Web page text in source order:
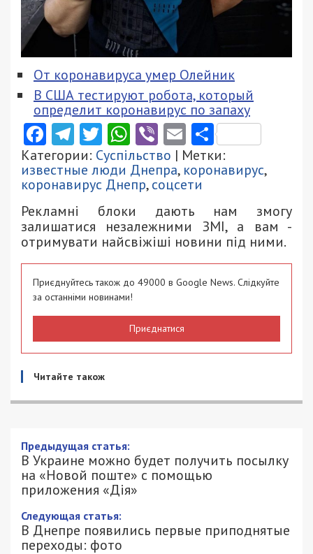
От коронавируса умер Олейник
В США тестируют робота, который
определит коронавирус по запаху
Facebook
Telegram
Twitter
WhatsApp
ViberEmail
Категории: Суспільство | Метки:
известные люди Днепра, коронавирус,
коронавирус Днепр,соцсети
Рекламні блоки дають нам змогу
залишатися незалежними ЗМІ, а вам -
отримувати найсвіжіші новини під ними.
Приєднуйтесь також до 49000 в Google News. Слідкуйте
за останніми новинами!
Приєднатися
Читайте також
Предыдущая статья:
В Украине можно будет получить посылку
на «Новой поште» с помощью
приложения «Дія»
Следующая статья:
В Днепре появились первые приподнятые
переходы: фото